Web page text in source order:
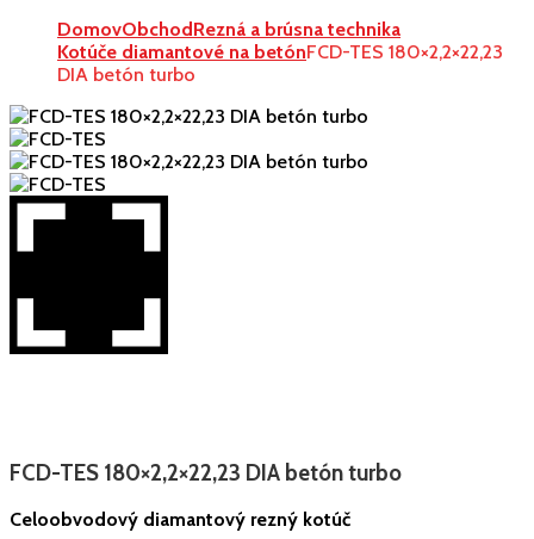
DomovObchodRezná a brúsna technika
Kotúče diamantové na betónFCD-TES 180×2,2×22,23
DIA betón turbo
FCD-TES 180×2,2×22,23 DIA betón turbo
Celoobvodový diamantový rezný kotúč